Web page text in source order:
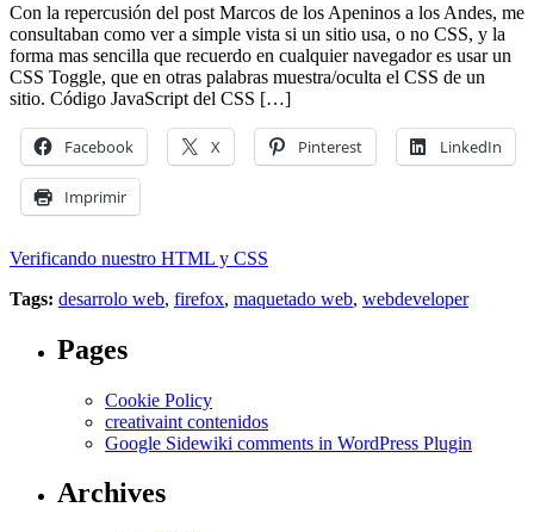
Con la repercusión del post Marcos de los Apeninos a los Andes, me
consultaban como ver a simple vista si un sitio usa, o no CSS, y la
forma mas sencilla que recuerdo en cualquier navegador es usar un
CSS Toggle, que en otras palabras muestra/oculta el CSS de un
sitio. Código JavaScript del CSS […]
Facebook X Pinterest LinkedIn
Imprimir
Verificando nuestro HTML y CSS
Tags: desarrolo web, firefox, maquetado web, webdeveloper
Pages
Cookie Policy
creativaint contenidos
Google Sidewiki comments in WordPress Plugin
Archives